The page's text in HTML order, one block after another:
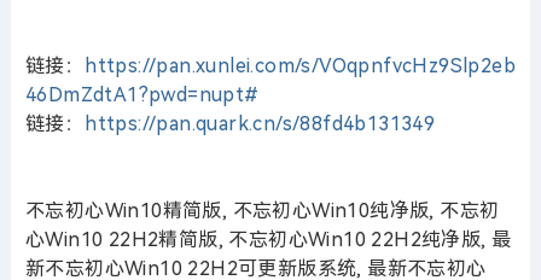
链接：
https://pan.xunlei.com/s/VOqpnfvcHz9Slp2eb
46DmZdtA1?pwd=nupt#
链接：
https://pan.quark.cn/s/88fd4b131349
不忘初心Win10精简版, 不忘初心Win10纯净版, 不忘初
心Win10 22H2精简版, 不忘初心Win10 22H2纯净版, 最
新不忘初心Win10 22H2可更新版系统, 最新不忘初心